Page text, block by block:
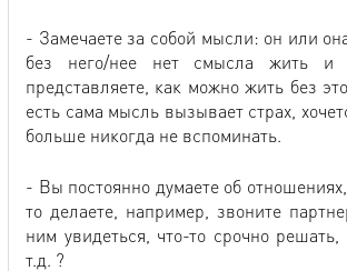
- Замечаете за собой мысли: он или
без него/нее нет смысла жить
представляете, как можно жить без
есть сама мысль вызывает страх,
больше никогда не вспоминать.
- Вы постоянно думаете об
то делаете, например, звоните
ним увидеться, что-то срочно решать,
т.д. ?